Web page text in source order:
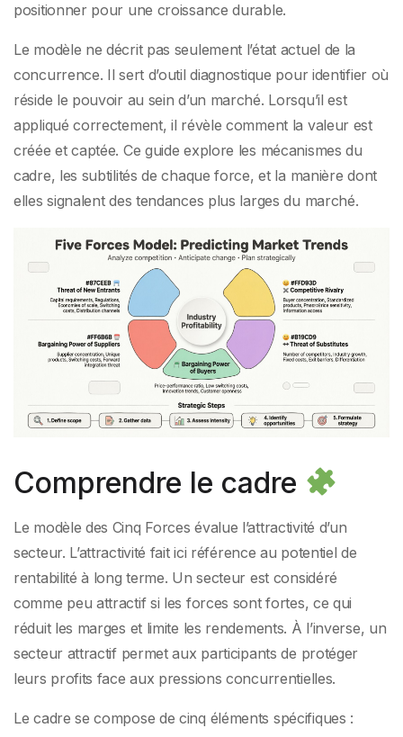
positionner pour une croissance durable.
Le modèle ne décrit pas seulement l’état actuel de la
concurrence. Il sert d’outil diagnostique pour identifier où
réside le pouvoir au sein d’un marché. Lorsqu’il est
appliqué correctement, il révèle comment la valeur est
créée et captée. Ce guide explore les mécanismes du
cadre, les subtilités de chaque force, et la manière dont
elles signalent des tendances plus larges du marché.
Comprendre le cadre
Le modèle des Cinq Forces évalue l’attractivité d’un
secteur. L’attractivité fait ici référence au potentiel de
rentabilité à long terme. Un secteur est considéré
comme peu attractif si les forces sont fortes, ce qui
réduit les marges et limite les rendements. À l’inverse, un
secteur attractif permet aux participants de protéger
leurs profits face aux pressions concurrentielles.
Le cadre se compose de cinq éléments spécifiques :